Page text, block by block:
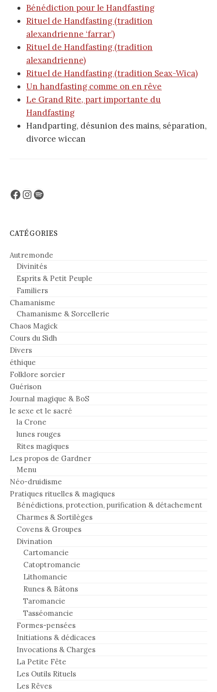
Bénédiction pour le Handfasting
Rituel de Handfasting (tradition
alexandrienne ‘farrar’)
Rituel de Handfasting (tradition
alexandrienne)
Rituel de Handfasting (tradition Seax-Wica)
Un handfasting comme on en rêve
Le Grand Rite, part importante du
Handfasting
Handparting, désunion des mains, séparation,
divorce wiccan
Facebook
Instagram
Spotify
CATÉGORIES
Autremonde
Divinités
Esprits & Petit Peuple
Familiers
Chamanisme
Chamanisme & Sorcellerie
Chaos Magick
Cours du Sidh
Divers
éthique
Folklore sorcier
Guérison
Journal magique & BoS
le sexe et le sacré
la Crone
lunes rouges
Rites magiques
Les propos de Gardner
Menu
Néo-druidisme
Pratiques rituelles & magiques
Bénédictions, protection, purification & détachement
Charmes & Sortilèges
Covens & Groupes
Divination
Cartomancie
Catoptromancie
Lithomancie
Runes & Bâtons
Taromancie
Tasséomancie
Formes-pensées
Initiations & dédicaces
Invocations & Charges
La Petite Fête
Les Outils Rituels
Les Rêves